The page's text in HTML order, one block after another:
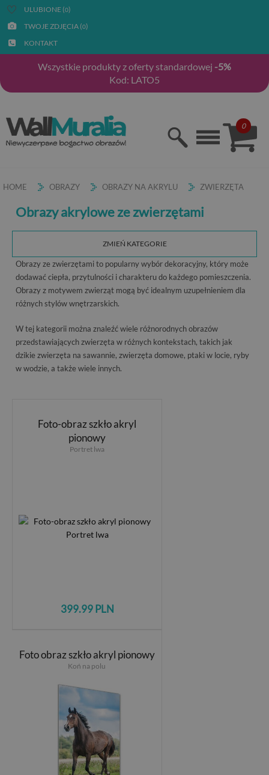
ULUBIONE (0)
TWOJE ZDJĘCIA (0)
KONTAKT
Wszystkie produkty z oferty standardowej -5%
Kod: LATO5
0
HOME OBRAZY OBRAZY NA AKRYLU ZWIERZĘTA
Obrazy akrylowe ze zwierzętami
ZMIEŃ KATEGORIE
Obrazy ze zwierzętami to popularny wybór dekoracyjny, który może
dodawać ciepła, przytulności i charakteru do każdego pomieszczenia.
Obrazy z motywem zwierząt mogą być idealnym uzupełnieniem dla
różnych stylów wnętrzarskich.
W tej kategorii można znaleźć wiele różnorodnych obrazów
przedstawiających zwierzęta w różnych kontekstach, takich jak
dzikie zwierzęta na sawannie, zwierzęta domowe, ptaki w locie, ryby
w wodzie, a także wiele innych.
Foto-obraz szkło akryl
pionowy
Portret lwa
399.99 PLN
Foto obraz szkło akryl pionowy
Koń na polu